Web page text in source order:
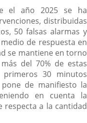
el año 2025 se ha
distribuidas
50 falsas alarmas y
de respuesta en
se mantiene en torno
del 70% de estas
30 minutos
de manifiesto la
en cuenta la
respecta a la cantidad